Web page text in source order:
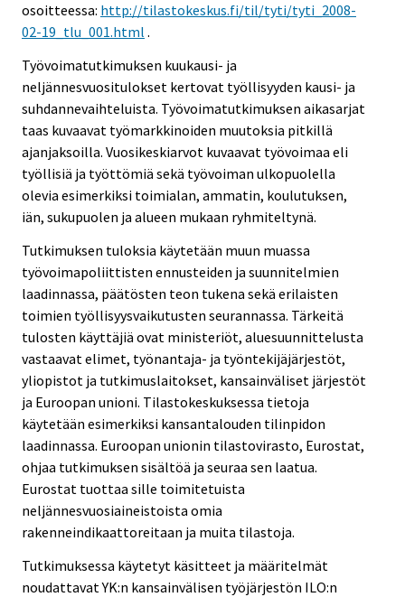
osoitteessa: http://tilastokeskus.fi/til/tyti/tyti_2008-
02-19_tlu_001.html .
Työvoimatutkimuksen kuukausi- ja
neljännesvuositulokset kertovat työllisyyden kausi- ja
suhdannevaihteluista. Työvoimatutkimuksen aikasarjat
taas kuvaavat työmarkkinoiden muutoksia pitkillä
ajanjaksoilla. Vuosikeskiarvot kuvaavat työvoimaa eli
työllisiä ja työttömiä sekä työvoiman ulkopuolella
olevia esimerkiksi toimialan, ammatin, koulutuksen,
iän, sukupuolen ja alueen mukaan ryhmiteltynä.
Tutkimuksen tuloksia käytetään muun muassa
työvoimapoliittisten ennusteiden ja suunnitelmien
laadinnassa, päätösten teon tukena sekä erilaisten
toimien työllisyysvaikutusten seurannassa. Tärkeitä
tulosten käyttäjiä ovat ministeriöt, aluesuunnittelusta
vastaavat elimet, työnantaja- ja työntekijäjärjestöt,
yliopistot ja tutkimuslaitokset, kansainväliset järjestöt
ja Euroopan unioni. Tilastokeskuksessa tietoja
käytetään esimerkiksi kansantalouden tilinpidon
laadinnassa. Euroopan unionin tilastovirasto, Eurostat,
ohjaa tutkimuksen sisältöä ja seuraa sen laatua.
Eurostat tuottaa sille toimitetuista
neljännesvuosiaineistoista omia
rakenneindikaattoreitaan ja muita tilastoja.
Tutkimuksessa käytetyt käsitteet ja määritelmät
noudattavat YK:n kansainvälisen työjärjestön ILO:n